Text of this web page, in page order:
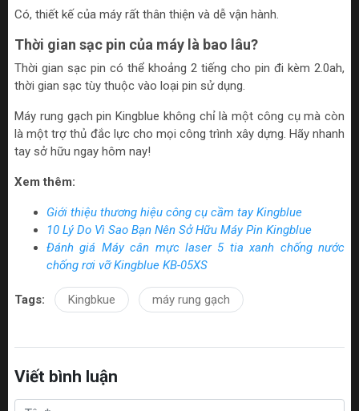
Có, thiết kế của máy rất thân thiện và dễ vận hành.
Thời gian sạc pin của máy là bao lâu?
Thời gian sạc pin có thể khoảng 2 tiếng cho pin đi kèm 2.0ah,
thời gian sạc tùy thuộc vào loại pin sử dụng.
Máy rung gạch pin Kingblue không chỉ là một công cụ mà còn
là một trợ thủ đắc lực cho mọi công trình xây dựng. Hãy nhanh
tay sở hữu ngay hôm nay!
Xem thêm:
Giới thiệu thương hiệu công cụ cầm tay Kingblue
10 Lý Do Vì Sao Bạn Nên Sở Hữu Máy Pin Kingblue
Đánh giá Máy cân mực laser 5 tia xanh chống nước
chống rơi vỡ Kingblue KB-05XS
Tags: Kingbkue máy rung gạch
Viết bình luận